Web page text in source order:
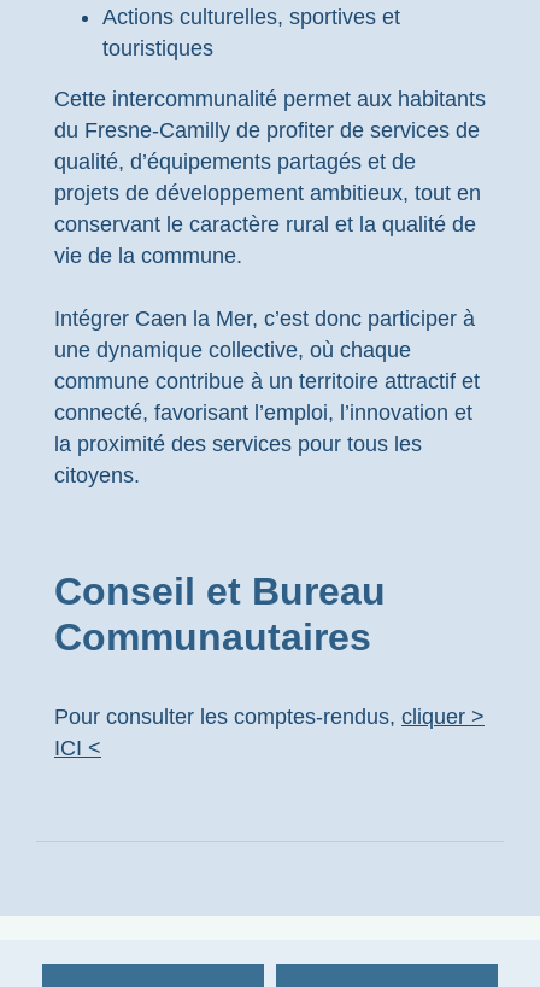
Actions culturelles, sportives et
touristiques
Cette intercommunalité permet aux habitants
du Fresne-Camilly de profiter de services de
qualité, d’équipements partagés et de
projets de développement ambitieux, tout en
conservant le caractère rural et la qualité de
vie de la commune.
Intégrer Caen la Mer, c’est donc participer à
une dynamique collective, où chaque
commune contribue à un territoire attractif et
connecté, favorisant l’emploi, l’innovation et
la proximité des services pour tous les
citoyens.
Conseil et Bureau
Communautaires
Pour consulter les comptes-rendus, cliquer >
ICI <